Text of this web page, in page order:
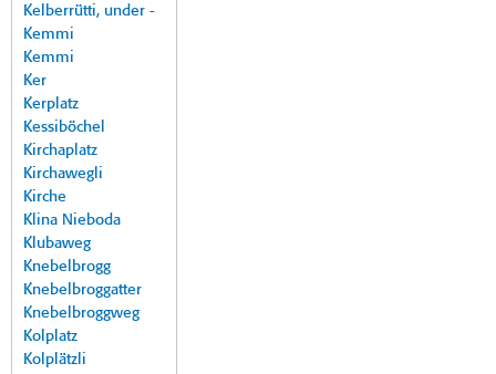
Kelberrütti, under -
Kemmi
Kemmi
Ker
Kerplatz
Kessiböchel
Kirchaplatz
Kirchawegli
Kirche
Klina Nieboda
Klubaweg
Knebelbrogg
Knebelbroggatter
Knebelbroggweg
Kolplatz
Kolplätzli